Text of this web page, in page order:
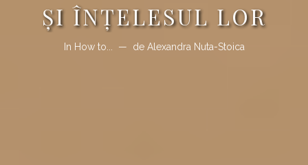
ȘI ÎNȚELESUL LOR
In How to... de Alexandra Nuta-Stoica